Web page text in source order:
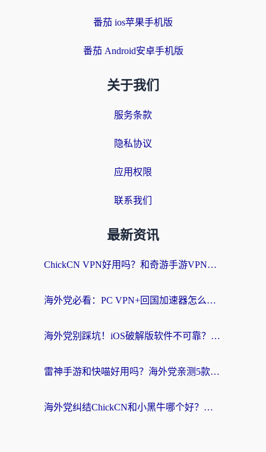
番茄 ios苹果手机版
番茄 Android安卓手机版
关于我们
服务条款
隐私协议
应用权限
联系我们
最新资讯
ChickCN VPN好用吗？和奇游手游VPN对比哪个回国效果更好？海外党亲测实用指南
海外党必看：PC VPN+回国加速器怎么选？无缝访问国内资源全攻略
海外党别踩坑！iOS破解版软件不可靠？教你选对回国加速器无缝看国内资源
雷神手游和快喵好用吗？海外党亲测5款回国加速器，附斧牛Bling对比+微信视频号解决办法
海外党纠结ChickCN和小黑牛哪个好？一篇帮你选对回国加速器的实用指南